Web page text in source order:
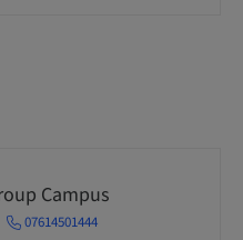
Campus
07614501444